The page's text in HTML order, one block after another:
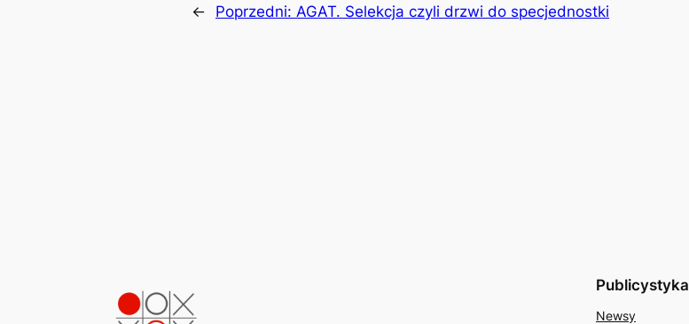
← Poprzedni: AGAT. Selekcja czyli drzwi do specjednostki
Publicystyka
Newsy